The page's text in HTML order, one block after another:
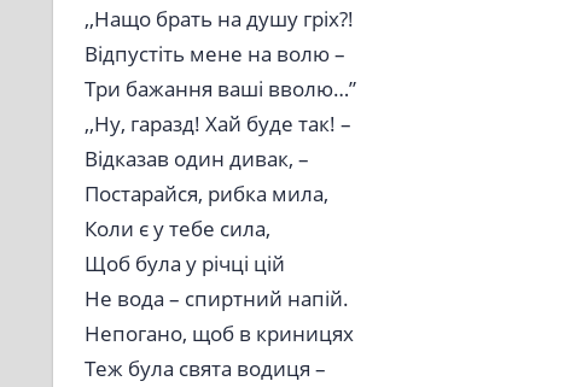
,,Нащо брать на душу гріх?!
Відпустіть мене на волю –
Три бажання ваші вволю…”
,,Ну, гаразд! Хай буде так! –
Відказав один дивак, –
Постарайся, рибка мила,
Коли є у тебе сила,
Щоб була у річці цій
Не вода – спиртний напій.
Непогано, щоб в криницях
Теж була свята водиця –